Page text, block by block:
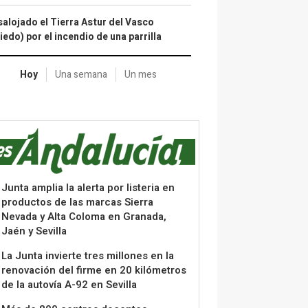
el Tierra Astur del Vasco
por el incendio de una parrilla
Hoy Una semana Un mes
Junta amplia la alerta por listeria en
productos de las marcas Sierra
Nevada y Alta Coloma en Granada,
Jaén y Sevilla
La Junta invierte tres millones en la
renovación del firme en 20 kilómetros
de la autovía A-92 en Sevilla